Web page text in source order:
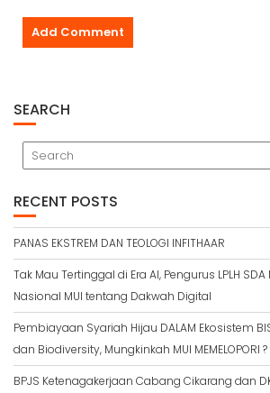
SEARCH
RECENT POSTS
PANAS EKSTREM DAN TEOLOGI INFITHAAR
Tak Mau Tertinggal di Era AI, Pengurus LPLH
Nasional MUI tentang Dakwah Digital
Pembiayaan Syariah Hijau DALAM Ekosistem
dan Biodiversity, Mungkinkah MUI MEMELOPORI ?
BPJS Ketenagakerjaan Cabang Cikarang dan